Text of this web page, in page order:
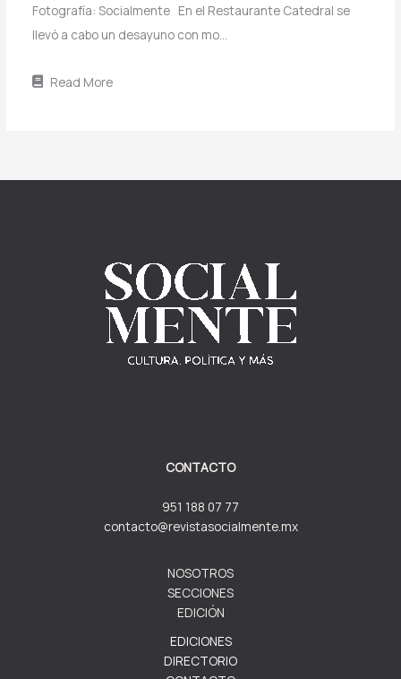
Fotografía: Socialmente En el Restaurante Catedral se
llevó a cabo un desayuno con mo…
Read More
CONTACTO
951 188 07 77
contacto@revistasocialmente.mx
NOSOTROS
SECCIONES
EDICIÓN
EDICIONES
DIRECTORIO